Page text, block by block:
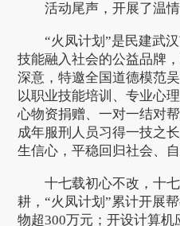
活动尾声，开展了温
“火凤计划”是民建武
技能融入社会的公益品牌
深意，特邀全国道德模范
以职业技能培训、专业心
心物资捐赠、一对一结对
成年服刑人员习得一技之
生信心，平稳回归社会、自
十七载初心不改，十
耕，“火凤计划”累计开展
物超300万元；开设计算